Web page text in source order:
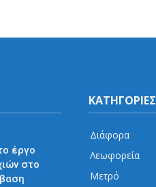
έργο
στο
ΚΑΤΗΓΟΡΙΕΣ
Διάφορα
Λεωφορεία
Μετρό